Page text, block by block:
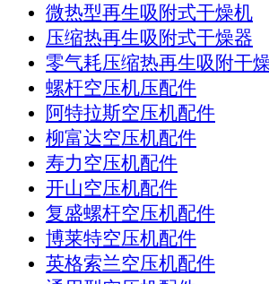
微热型再生吸附式干燥机
压缩热再生吸附式干燥器
零气耗压缩热再生吸附干
螺杆空压机压配件
阿特拉斯空压机配件
柳富达空压机配件
寿力空压机配件
开山空压机配件
复盛螺杆空压机配件
博莱特空压机配件
英格索兰空压机配件